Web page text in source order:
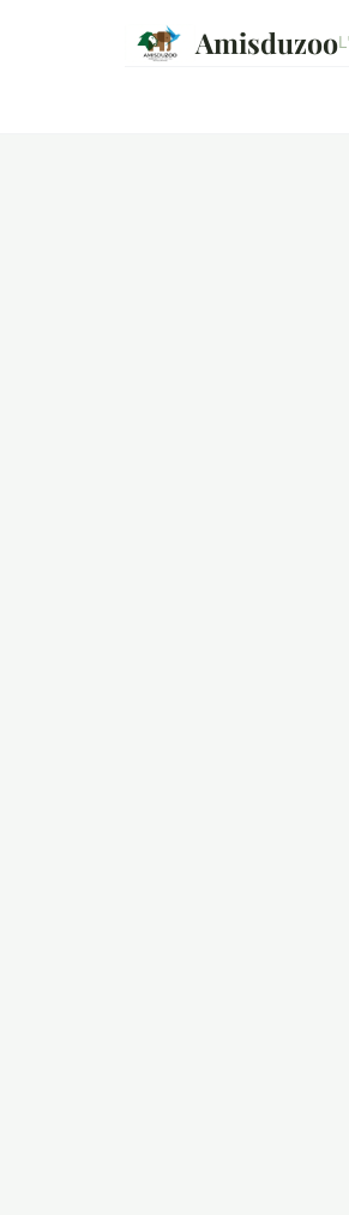
Amisduzoo